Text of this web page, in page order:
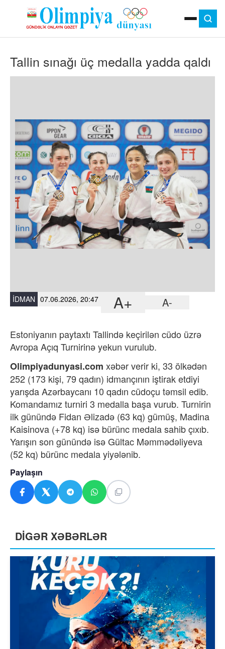
MOK
OLIMPIYA OYUNLARI
OLIMPIYA HƏRƏKATI
MƏDƏNIYYƏT
MÜSAHIBƏ
FOTO
VIDEO
DIGƏR
Tallin sınağı üç medalla yadda qaldı
İDMAN 07.06.2026, 20:47 A+ A-
Estoniyanın paytaxtı Tallində keçirilən cüdo üzrə
Avropa Açıq Turnirinə yekun vurulub.
Olimpiyadunyasi.com xəbər verir ki, 33 ölkədən
252 (173 kişi, 79 qadın) idmançının iştirak etdiyi
yarışda Azərbaycanı 10 qadın cüdoçu təmsil edib.
Komandamız turniri 3 medalla başa vurub. Turnirin
ilk günündə Fidan Əlizadə (63 kq) gümüş, Madina
Kaisinova (+78 kq) isə bürünc medala sahib çıxıb.
Yarışın son günündə isə Gültac Məmmədəliyeva
(52 kq) bürünc medala yiyələnib.
Paylaşın
DİGƏR XƏBƏRLƏR